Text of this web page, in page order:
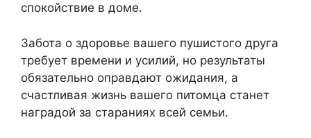
спокойствие в доме.
Забота о здоровье вашего пушистого друга
требует времени и усилий, но результаты
обязательно оправдают ожидания, а
счастливая жизнь вашего питомца станет
наградой за стараниях всей семьи.